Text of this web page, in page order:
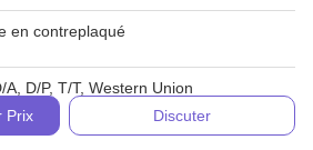
en contreplaqué
A, D/P, T/T, Western Union
Prix
Discuter